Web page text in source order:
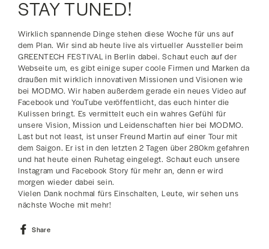
STAY TUNED!
Wirklich spannende Dinge stehen diese Woche für uns auf
dem Plan. Wir sind ab heute live als virtueller Aussteller beim
GREENTECH FESTIVAL in Berlin dabei. Schaut euch auf der
Webseite um, es gibt einige super coole Firmen und Marken da
draußen mit wirklich innovativen Missionen und Visionen wie
bei MODMO. Wir haben außerdem gerade ein neues Video auf
Facebook und YouTube veröffentlicht, das euch hinter die
Kulissen bringt. Es vermittelt euch ein wahres Gefühl für
unsere Vision, Mission und Leidenschaften hier bei MODMO.
Last but not least, ist unser Freund Martin auf einer Tour mit
dem Saigon. Er ist in den letzten 2 Tagen über 280km gefahren
und hat heute einen Ruhetag eingelegt. Schaut euch unsere
Instagram und Facebook Story für mehr an, denn er wird
morgen wieder dabei sein.
Vielen Dank nochmal fürs Einschalten, Leute, wir sehen uns
nächste Woche mit mehr!
Share